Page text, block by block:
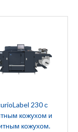
230 с
кожухом и
кожухом.